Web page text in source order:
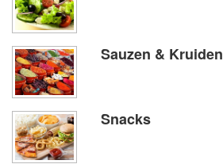
Sauzen & Kruiden
Snacks